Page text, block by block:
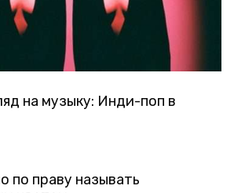
на музыку: Инди-поп в
по праву называть